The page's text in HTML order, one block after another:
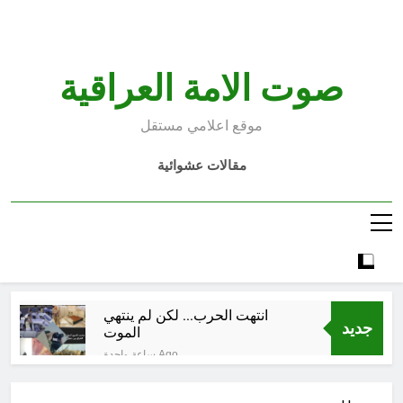
صوت الامة العراقية
موقع اعلامي مستقل
مقالات عشوائية
جديد
انتهت الحرب… لكن لم ينتهي
الموت
ساعة واحدة Ago